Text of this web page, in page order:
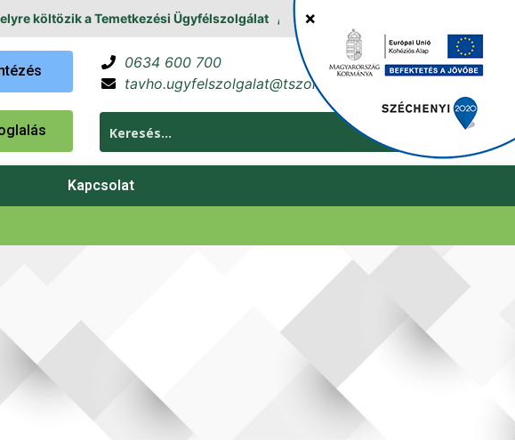
költözik a Temetkezési Ügyfélszolgálat
0634 600 700
tavho.ugyfelszolgalat@tszol.hu
Kapcsolat